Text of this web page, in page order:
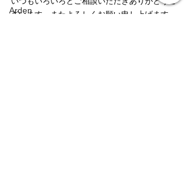
Arden
ざいます。またよろしくお願い申し上げます。